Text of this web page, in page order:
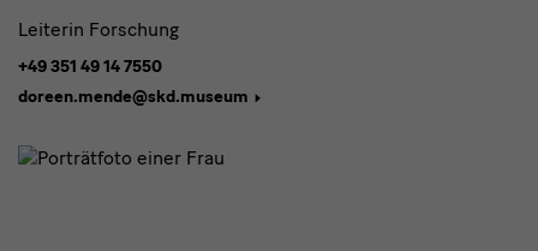
Leiterin Forschung
+49 351 49 14 7550
doreen.mende@skd.museum